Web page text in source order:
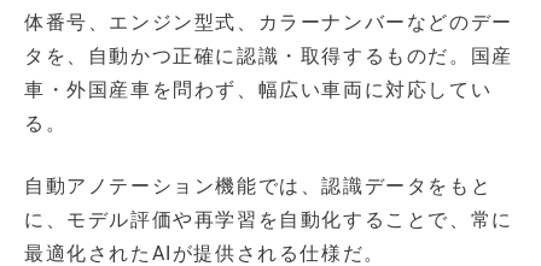
体番号、エンジン型式、カラーナンバーなどのデー
タを、自動かつ正確に認識・取得するものだ。国産
車・外国産車を問わず、幅広い車両に対応してい
る。
自動アノテーション機能では、認識データをもと
に、モデル評価や再学習を自動化することで、常に
最適化されたAIが提供される仕様だ。